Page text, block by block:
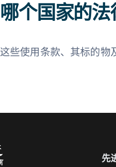
哪个国家的法
这些使用条款、其标的物
先